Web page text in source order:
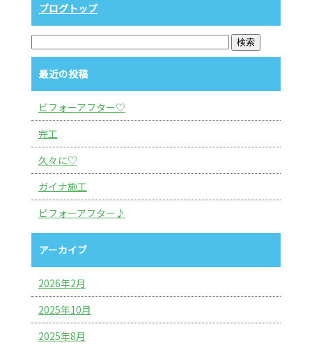
ブログトップ
最近の投稿
ビフォーアフター♡
完工
久々に♡
ガイナ施工
ビフォーアフター♪
アーカイブ
2026年2月
2025年10月
2025年8月